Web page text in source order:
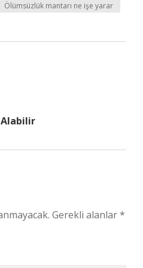
Ölümsüzlük mantarı ne işe yarar
Alabilir
Gerekli alanlar*